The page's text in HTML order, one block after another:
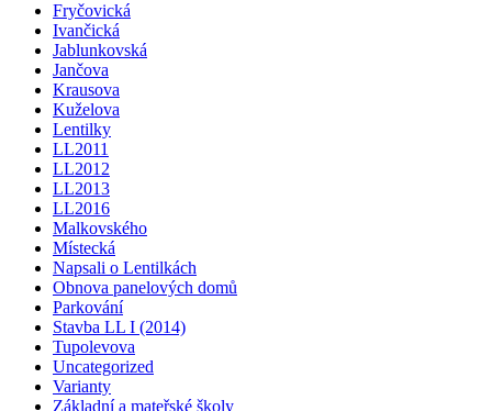
Fryčovická
Ivančická
Jablunkovská
Jančova
Krausova
Kuželova
Lentilky
LL2011
LL2012
LL2013
LL2016
Malkovského
Místecká
Napsali o Lentilkách
Obnova panelových domů
Parkování
Stavba LL I (2014)
Tupolevova
Uncategorized
Varianty
Základní a mateřské školy